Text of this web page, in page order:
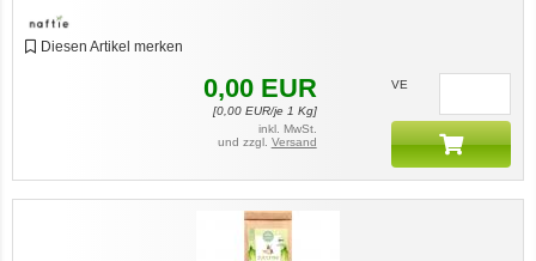
Diesen Artikel merken
0,00 EUR
[0,00EUR/je 1 Kg]
inkl. MwSt.
und zzgl. Versand
VE